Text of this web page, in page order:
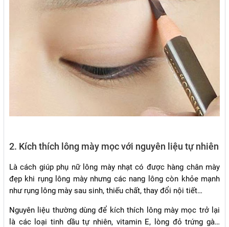
2. Kích thích lông mày mọc với nguyên liệu tự nhiên
Là cách giúp phụ nữ lông mày nhạt có được hàng chân mày
đẹp khi rụng lông mày nhưng các nang lông còn khỏe mạnh
như rụng lông mày sau sinh, thiếu chất, thay đổi nội tiết…
Nguyên liệu thường dùng để kích thích lông mày mọc trở lại
là các loại tinh dầu tự nhiên, vitamin E, lòng đỏ trứng gà…